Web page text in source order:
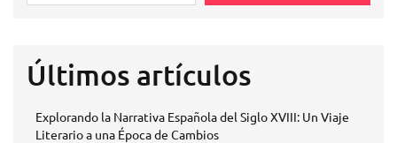
Últimos artículos
Explorando la Narrativa Española del Siglo XVIII: Un Viaje
Literario a una Época de Cambios